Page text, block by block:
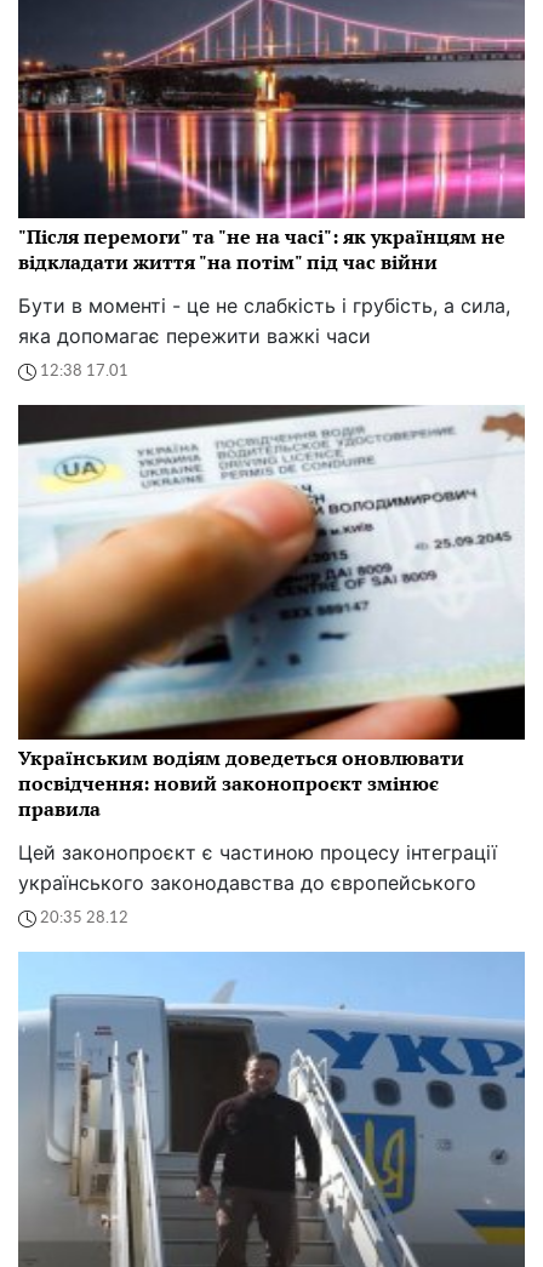
"Після перемоги" та "не на часі": як українцям не
відкладати життя "на потім" під час війни
Бути в моменті - це не слабкість і грубість, а сила,
яка допомагає пережити важкі часи
12:38 17.01
Українським водіям доведеться оновлювати
посвідчення: новий законопроєкт змінює
правила
Цей законопроєкт є частиною процесу інтеграції
українського законодавства до європейського
20:35 28.12